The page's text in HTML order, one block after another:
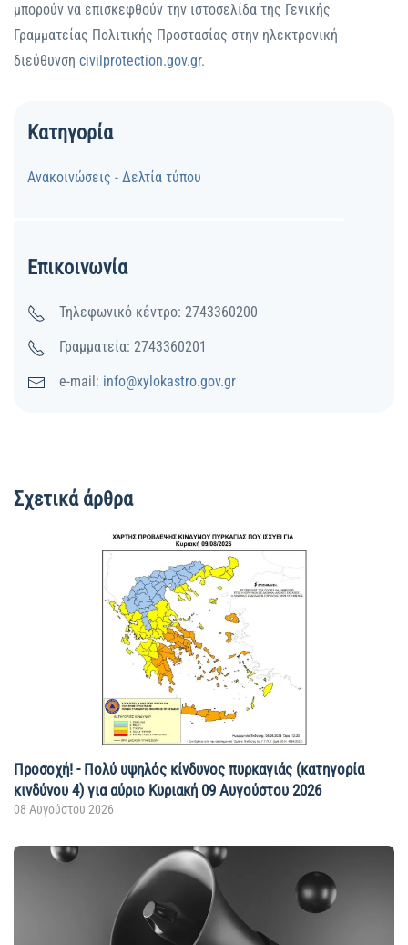
μπορούν να επισκεφθούν την ιστοσελίδα της Γενικής
Γραμματείας Πολιτικής Προστασίας στην ηλεκτρονική
διεύθυνση civilprotection.gov.gr.
Κατηγορία
Ανακοινώσεις - Δελτία τύπου
Επικοινωνία
Τηλεφωνικό κέντρο: 2743360200
Γραμματεία: 2743360201
e-mail: info@xylokastro.gov.gr
Σχετικά άρθρα
Προσοχή! - Πολύ υψηλός κίνδυνος πυρκαγιάς (κατηγορία
κινδύνου 4) για αύριο Κυριακή 09 Αυγούστου 2026
08 Αυγούστου 2026